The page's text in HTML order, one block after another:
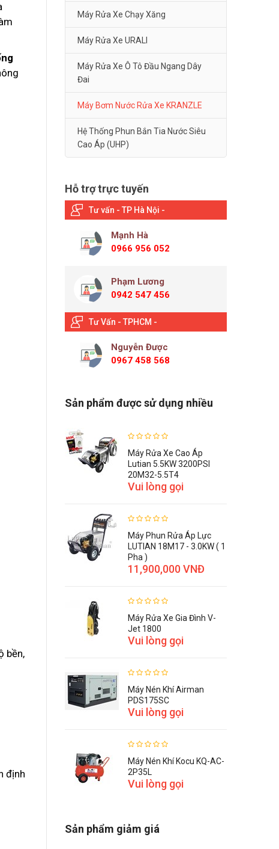
bền,
định
Máy Rửa Xe Chạy Xăng
Máy Rửa Xe URALI
Máy Rửa Xe Ô Tô Đầu Ngang Dây
Đai
Máy Bơm Nước Rửa Xe KRANZLE
Hệ Thống Phun Bắn Tia Nước Siêu
Cao Áp (UHP)
Hỗ trợ trực tuyến
Tư vấn - TP Hà Nội -
Mạnh Hà
0966 956 052
Phạm Lương
0942 547 456
Tư Vấn - TPHCM -
Nguyễn Được
0967 458 568
Sản phẩm được sử dụng nhiều
Máy Rửa Xe Cao Áp
Lutian 5.5KW 3200PSI
20M32-5.5T4
Vui lòng gọi
Máy Phun Rửa Áp Lực
LUTIAN 18M17 - 3.0KW ( 1
Pha )
11,900,000 VNĐ
Máy Rửa Xe Gia Đình V-
Jet 1800
Vui lòng gọi
Máy Nén Khí Airman
PDS175SC
Vui lòng gọi
Máy Nén Khí Kocu KQ-AC-
2P35L
Vui lòng gọi
Sản phẩm giảm giá